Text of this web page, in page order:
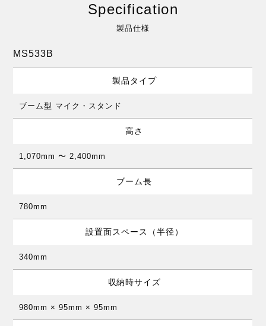
Specification
製品仕様
MS533B
製品タイプ
ブーム型 マイク・スタンド
高さ
1,070mm 〜 2,400mm
ブーム長
780mm
設置面スペース（半径）
340mm
収納時サイズ
980mm × 95mm × 95mm